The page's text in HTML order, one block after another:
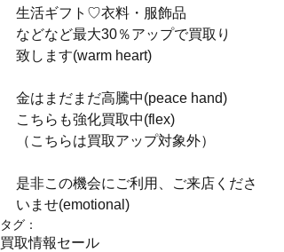
生活ギフト♡衣料・服飾品
などなど最大30％アップで買取り
致します(warm heart)
金はまだまだ高騰中(peace hand)
こちらも強化買取中(flex)
（こちらは買取アップ対象外）
是非この機会にご利用、ご来店くださ
いませ(emotional)
タグ：
買取情報セール